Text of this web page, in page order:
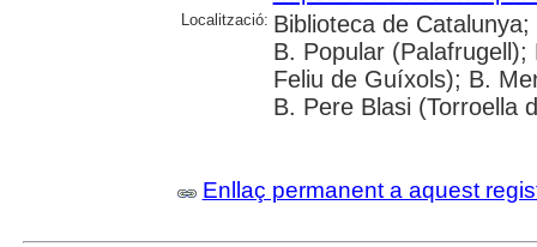
Localització: Biblioteca de
B. Popular
Feliu de Guíxols); B.
B. Pere Blasi (Torroella
Enllaç permanent a aquest